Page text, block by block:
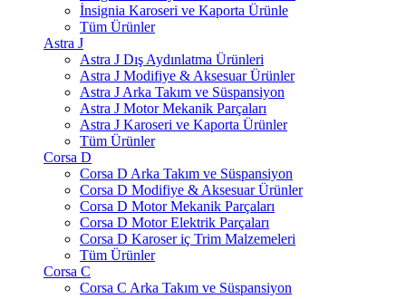
İnsignia Karoseri ve Kaporta Ürünle
Tüm Ürünler
Astra J
Astra J Dış Aydınlatma Ürünleri
Astra J Modifiye & Aksesuar Ürünler
Astra J Arka Takım ve Süspansiyon
Astra J Motor Mekanik Parçaları
Astra J Karoseri ve Kaporta Ürünler
Tüm Ürünler
Corsa D
Corsa D Arka Takım ve Süspansiyon
Corsa D Modifiye & Aksesuar Ürünler
Corsa D Motor Mekanik Parçaları
Corsa D Motor Elektrik Parçaları
Corsa D Karoser iç Trim Malzemeleri
Tüm Ürünler
Corsa C
Corsa C Arka Takım ve Süspansiyon